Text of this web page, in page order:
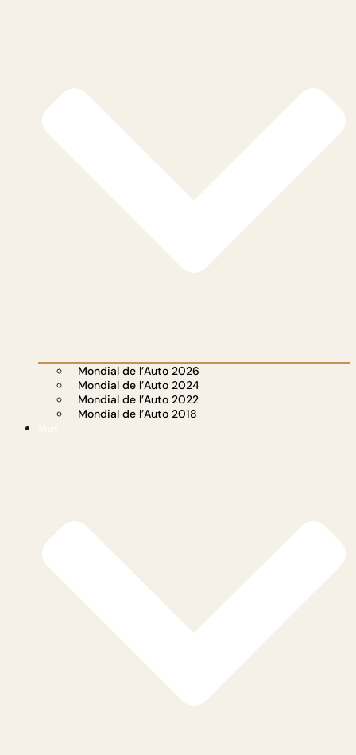
Mondial de l’Auto 2026
Mondial de l’Auto 2024
Mondial de l’Auto 2022
Mondial de l’Auto 2018